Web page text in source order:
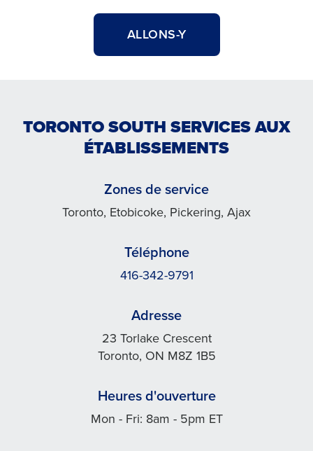
ALLONS-Y
TORONTO SOUTH SERVICES AUX
ÉTABLISSEMENTS
Zones de service
Toronto, Etobicoke, Pickering, Ajax
Téléphone
416-342-9791
Adresse
23 Torlake Crescent
Toronto, ON M8Z 1B5
Heures d'ouverture
Mon - Fri: 8am - 5pm ET